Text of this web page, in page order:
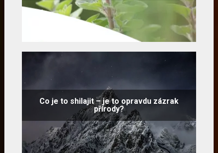
Co je to shilajit – je to opravdu zázrak
přírody?